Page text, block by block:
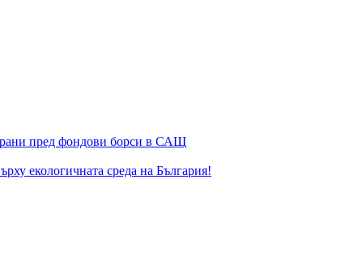
пред фондови борси в САЩ
екологичната среда на България!